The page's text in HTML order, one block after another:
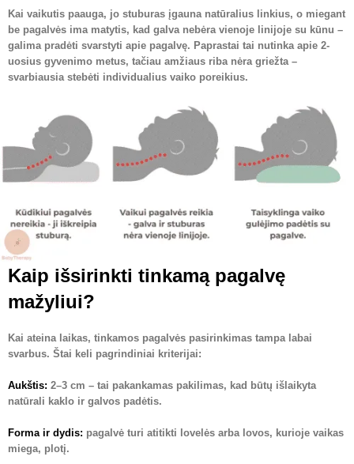
Kai vaikutis paauga, jo stuburas įgauna natūralius linkius, o miegant
be pagalvės ima matytis, kad galva nebėra vienoje linijoje su kūnu –
galima pradėti svarstyti apie pagalvę. Paprastai tai nutinka apie 2-
uosius gyvenimo metus, tačiau amžiaus riba nėra griežta –
svarbiausia stebėti individualius vaiko poreikius.
Kaip išsirinkti tinkamą pagalvę
mažyliui?
Kai ateina laikas, tinkamos pagalvės pasirinkimas tampa labai
svarbus. Štai keli pagrindiniai kriterijai:
Aukštis: 2–3 cm – tai pakankamas pakilimas, kad būtų išlaikyta
natūrali kaklo ir galvos padėtis.
Forma ir dydis: pagalvė turi atitikti lovelės arba lovos, kurioje vaikas
miega, plotį.